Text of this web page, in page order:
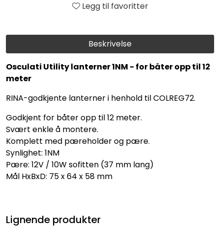
Beskrivelse
Osculati Utility lanterner 1NM - for båter opp til 12
meter
RINA-godkjente lanterner i henhold til COLREG72.
Godkjent for båter opp til 12 meter.
Svært enkle å montere.
Komplett med pæreholder og pære.
Synlighet: 1NM
Pære: 12V / 10W sofitten (37 mm lang)
Mål HxBxD: 75 x 64 x 58 mm
Legg til favoritter
Lignende produkter